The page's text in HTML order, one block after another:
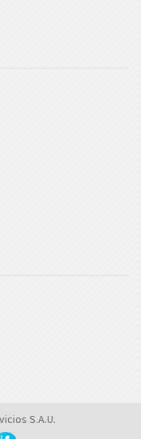
S.A.U.